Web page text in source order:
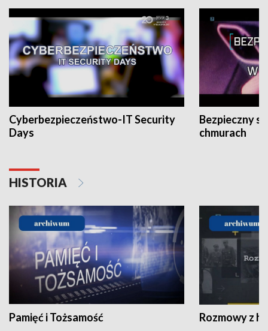
Cyberbezpieczeństwo-IT Security
Days
Bezpieczny
chmurach
HISTORIA
Pamięć i Tożsamość Rozmowy z